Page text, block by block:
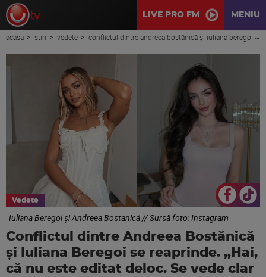
LIVE PRO FM MENIU
acasa stiri vedete conflictul dintre andreea bostănică și iuliana beregoi se reaprinde. „hai, că nu este editat deloc. se vede clar că e tăiat răspunsul corect...”
Vedete
Iuliana Beregoi și Andreea Bostanică // Sursă foto: Instagram
Conflictul dintre Andreea Bostănică
și Iuliana Beregoi se reaprinde. „Hai,
că nu este editat deloc. Se vede clar